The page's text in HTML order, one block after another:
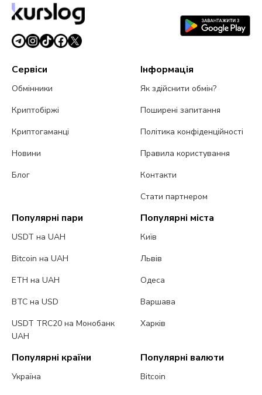
Сервіси
Обмінники
Криптобіржі
Криптогаманці
Новини
Блог
Інформація
Як здійснити обмін?
Поширені запитання
Політика конфіденційності
Правила користування
Контакти
Стати партнером
Популярні пари
USDT на UAH
Bitcoin на UAH
ETH на UAH
BTC на USD
USDT TRC20 на Монобанк
UAH
Популярні міста
Київ
Львів
Одеса
Варшава
Харків
Популярні країни
Україна
Популярні валюти
Bitcoin